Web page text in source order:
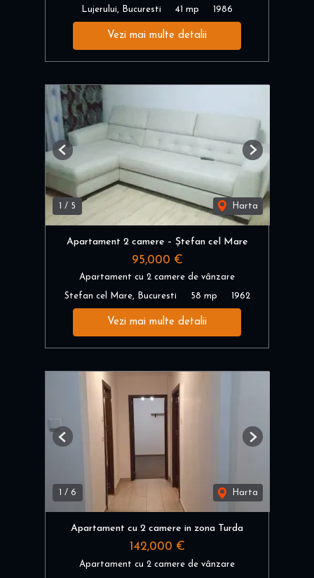
Lujerului, Bucuresti 41 mp 1986
Vezi mai multe detalii
1 / 5 Harta
Previous Next
Apartament 2 camere – Ștefan cel Mare
95,000 €
Apartament cu 2 camere de vânzare
Stefan cel Mare, Bucuresti 58 mp 1962
Vezi mai multe detalii
/ 6 Harta
Previous Next
Apartament cu 2 camere in zona Turda
142,000 €
Apartament cu 2 camere de vânzare